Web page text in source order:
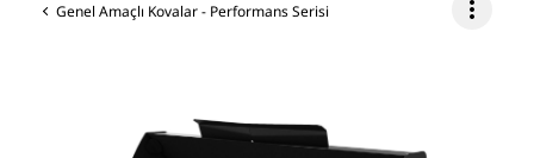
Genel Amaçlı Kovalar - Performans Serisi more_vert